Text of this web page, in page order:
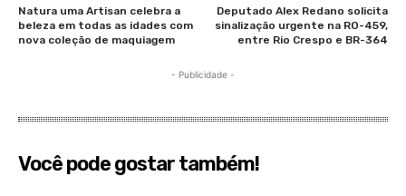
Natura uma Artisan celebra a
beleza em todas as idades com
nova coleção de maquiagem
Deputado Alex Redano solicita
sinalização urgente na RO-459,
entre Rio Crespo e BR-364
- Publicidade -
Você pode gostar também!